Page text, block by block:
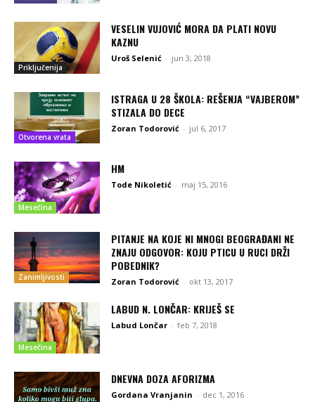
Priključenija
VESELIN VUJOVIĆ MORA DA PLATI NOVU
KAZNU
Uroš Selenić - jun 3, 2018
Otvorena vrata
ISTRAGA U 28 ŠKOLA: REŠENJA “VAJBEROM”
STIZALA DO DECE
Zoran Todorović - jul 6, 2017
Mesečina
HM
Tode Nikoletić - maj 15, 2016
Zanimljivosti
PITANJE NA KOJE NI MNOGI BEOGRAĐANI NE
ZNAJU ODGOVOR: KOJU PTICU U RUCI DRŽI
POBEDNIK?
Zoran Todorović - okt 13, 2017
Mesečina
LABUD N. LONČAR: KRIJEŠ SE
Labud Lončar - feb 7, 2018
DNEVNA DOZA AFORIZMA
Gordana Vranjanin - dec 1, 2016